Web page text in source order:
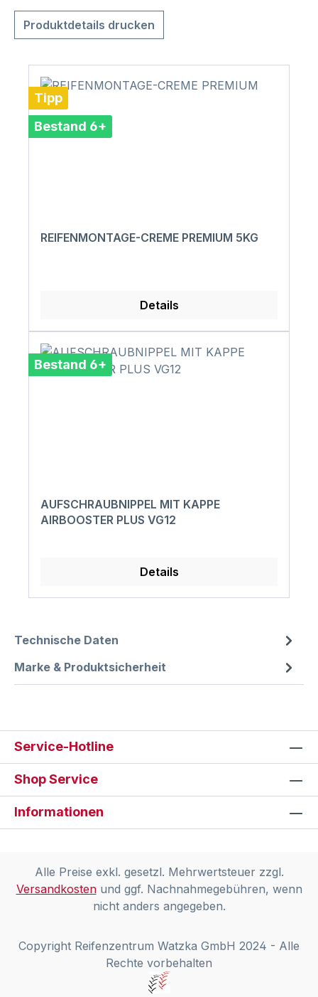
Produktdetails drucken
Tipp
Bestand 6+
REIFENMONTAGE-CREME PREMIUM 5KG
Details
Bestand 6+
AUFSCHRAUBNIPPEL MIT KAPPE
AIRBOOSTER PLUS VG12
Details
Technische Daten
Marke & Produktsicherheit
Service-Hotline
Shop Service
Informationen
Alle Preise exkl. gesetzl. Mehrwertsteuer zzgl.
Versandkostenund ggf. Nachnahmegebühren, wenn
nicht anders angegeben.
Copyright Reifenzentrum Watzka GmbH 2024 - Alle
Rechte vorbehalten